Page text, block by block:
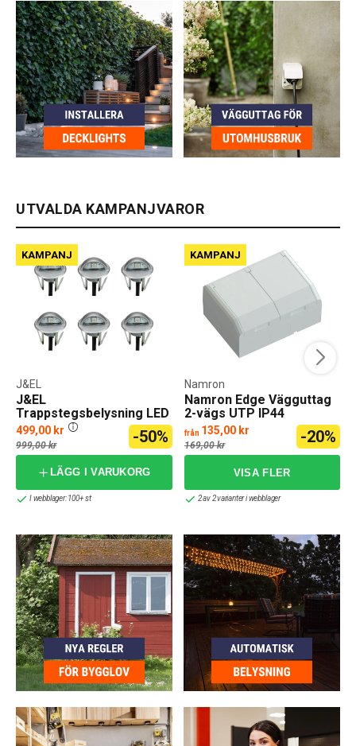
UTVALDA KAMPANJVAROR
KAMPANJ
J&EL
Trappstegsbelysning LED
12V 6-kit
J&EL
499,00 kr
999,00 kr -50%
LÄGG I VARUKORG
I webblager: 100+ st
KAMPANJ
Namron Edge Vägguttag
2-vägs UTP IP44
Namron
från 135,00 kr
169,00 kr -20%
2 av 2 varianter i webblager